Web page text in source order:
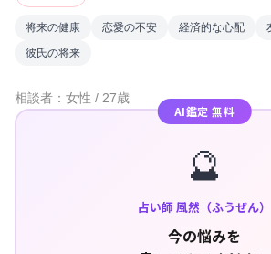
将来の健康 恋愛の不安 経済的な心配
彼氏の将来
相談者：女性 / 27歳
AI鑑定 無料
🔮
占い師 風然（ふうぜん）
今の悩みを